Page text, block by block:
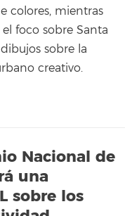
colores, mientras
foco sobre Santa
sobre la
creativo.
Nacional de
una
sobre los